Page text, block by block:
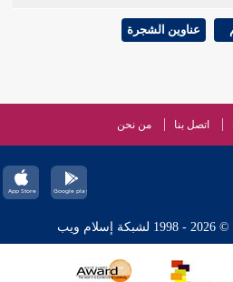
عناوين الشجرة
اتصل بنا من نحن
ويب